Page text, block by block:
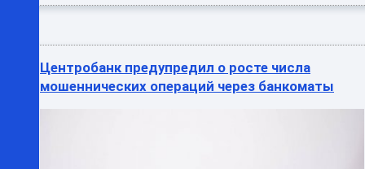
Центробанк предупредил о росте числа
мошеннических операций через банкоматы